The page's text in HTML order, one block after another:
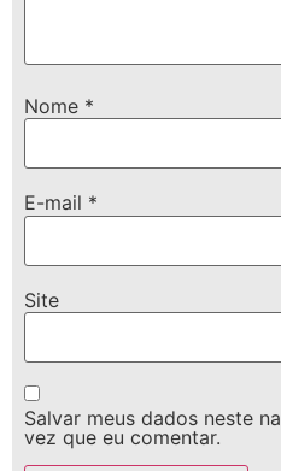
Nome *
E-mail *
Site
Salvar meus dados neste
vez que eu comentar.